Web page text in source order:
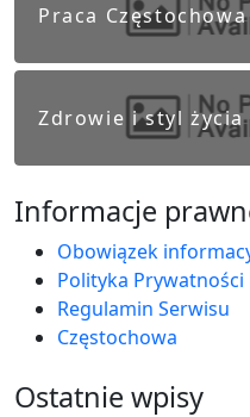
Praca Częstochowa
Zdrowie i styl życia
Informacje
Obowiązek
Polityka Prywatności
Regulamin Serwisu
Częstochowa
Ostatnie wpisy